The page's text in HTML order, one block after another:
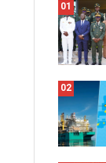
01
02